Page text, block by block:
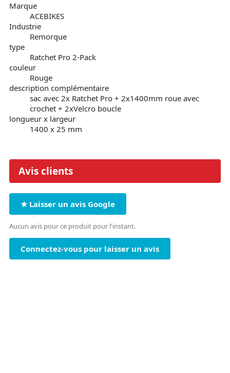
Marque
ACEBIKES
Industrie
Remorque
type
Ratchet Pro 2-Pack
couleur
Rouge
description complémentaire
sac avec 2x Ratchet Pro + 2x1400mm roue avec
crochet + 2xVelcro boucle
longueur x largeur
1400 x 25 mm
Avis clients
★ Laisser un avis Google
Aucun avis pour ce produit pour l'instant.
Connectez-vous pour laisser un avis